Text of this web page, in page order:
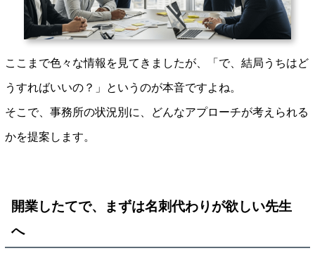
ここまで色々な情報を見てきましたが、「で、結局うちはど
うすればいいの？」というのが本音ですよね。
そこで、事務所の状況別に、どんなアプローチが考えられる
かを提案します。
開業したてで、まずは名刺代わりが欲しい先生
へ